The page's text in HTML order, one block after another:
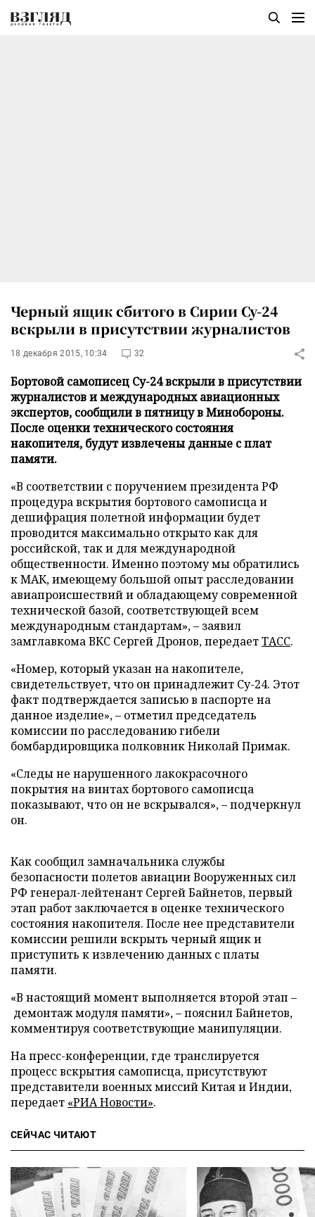
Черный ящик сбитого в Сирии Су-24
вскрыли в присутствии журналистов
18 декабря 2015, 10:34 32
Бортовой самописец Су-24 вскрыли в присутствии
журналистов и международных авиационных
экспертов, сообщили в пятницу в Минобороны.
После оценки технического состояния
накопителя, будут извлечены данные с плат
памяти.
«В соответствии с поручением президента РФ
процедура вскрытия бортового самописца и
дешифрация полетной информации будет
проводится максимально открыто как для
российской, так и для международной
общественности. Именно поэтому мы обратились
к МАК, имеющему большой опыт расследовании
авиапроисшествий и обладающему современной
технической базой, соответствующей всем
международным стандартам», – заявил
замглавкома ВКС Сергей Дронов, передаетТАСС.
«Номер, который указан на накопителе,
свидетельствует, что он принадлежит Су-24. Этот
факт подтверждается записью в паспорте на
данное изделие», – отметил председатель
комиссии по расследованию гибели
бомбардировщика полковник Николай Примак.
«Следы не нарушенного лакокрасочного
покрытия на винтах бортового самописца
показывают, что он не вскрывался», – подчеркнул
он.
Как сообщил замначальника службы
безопасности полетов авиации Вооруженных сил
РФ генерал-лейтенант Сергей Байнетов, первый
этап работ заключается в оценке технического
состояния накопителя. После нее представители
комиссии решили вскрыть черный ящик и
приступить к извлечению данных с платы
памяти.
«В настоящий момент выполняется второй этап –
демонтаж модуля памяти», – пояснил Байнетов,
комментируя соответствующие манипуляции.
На пресс-конференции, где транслируется
процесс вскрытия самописца, присутствуют
представители военных миссий Китая и Индии,
передает «РИА Новости».
СЕЙЧАС ЧИТАЮТ